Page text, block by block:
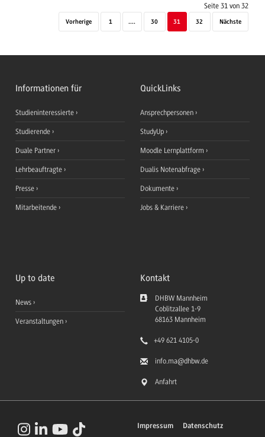
Seite 31 von 32
Vorherige 1 .... 30 31 32 Nächste
Informationen für
Studieninteressierte
Studierende
Duale Partner
Lehrbeauftragte
Presse
Mitarbeitende
QuickLinks
Ansprechpersonen
StudyUp
Moodle Lernplattform
Dualis Notenabfrage
Dokumente
Jobs & Karriere
Up to date
News
Veranstaltungen
Kontakt
DHBW Mannheim
Coblitzallee 1-9
68163 Mannheim
+49 621 4105-0
info.ma@dhbw.de
Anfahrt
Impressum Datenschutz